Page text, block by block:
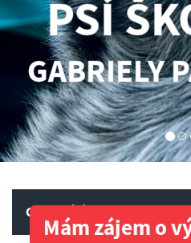
PSÍ
GABRIELY
Mám zájem o
CO NABÍZÍME